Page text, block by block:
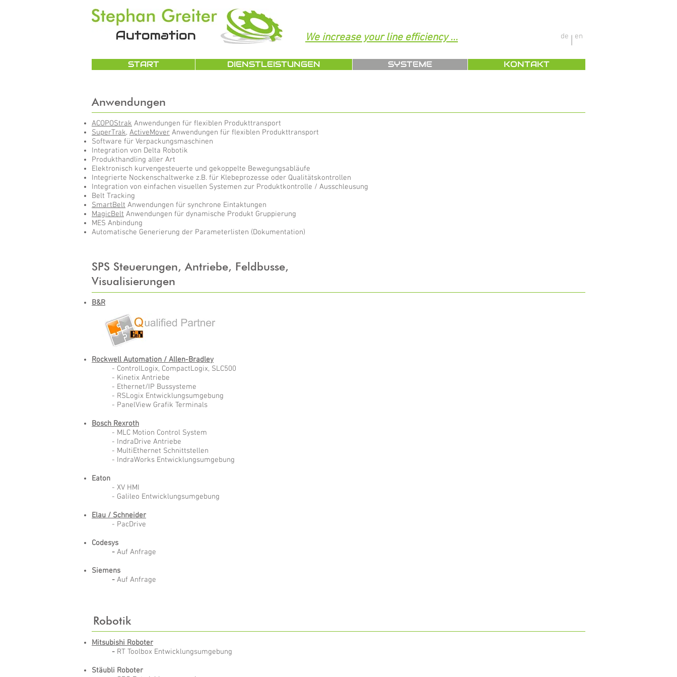
We increase your line efficiency ... de | en
START DIENSTLEISTUNGEN SYSTEME KONTAKT
Anwendungen
ACOPOStrak Anwendungen für flexiblen Produkttransport
SuperTrak, ActiveMover Anwendungen für flexiblen Produkttransport
Software für Verpackungsmaschinen
Integration von Delta Robotik
Produkthandling aller Art
Elektronisch kurvengesteuerte und gekoppelte Bewegungsabläufe
Integrierte Nockenschaltwerke z.B. für Klebeprozesse oder Qualitätskontrollen
Integration von einfachen visuellen Systemen zur Produktkontrolle / Ausschleusung
Belt Tracking
SmartBelt Anwendungen für synchrone Eintaktungen
MagicBelt Anwendungen für dynamische Produkt Gruppierung
MES Anbindung
Automatische Generierung der Parameterlisten (Dokumentation)
SPS Steuerungen, Antriebe, Feldbusse,
Visualisierungen
B&R
Rockwell Automation / Allen-Bradley
- ControlLogix, CompactLogix, SLC500
- Kinetix Antriebe
- Ethernet/IP Bussysteme
- RSLogix Entwicklungsumgebung
- PanelView Grafik Terminals
Bosch Rexroth
- MLC Motion Control System
- IndraDrive Antriebe
- MultiEthernet Schnittstellen
- IndraWorks Entwicklungsumgebung
Eaton
- XV HMI
- Galileo Entwicklungsumgebung
Elau / Schneider
- PacDrive
Codesys
- Auf Anfrage
Siemens
- Auf Anfrage
Robotik
Mitsubishi Roboter
- RT Toolbox Entwicklungsumgebung
Stäubli Roboter